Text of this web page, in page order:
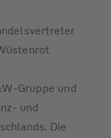
Gruppe und
und
Die